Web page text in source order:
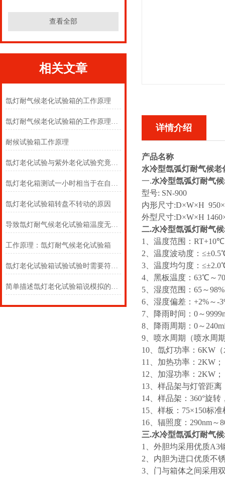
查看全部
相关文章
氙灯耐气候老化试验箱的工作原理
氙灯耐气候老化试验箱的工作原理及注意事项
耐候试验箱工作原理
氙灯老化试验与紫外老化试验究竟孰好？
氙灯老化箱测试一小时相当于在自然环境中多久？？？
氙灯老化试验箱转盘不转动的原因
导致氙灯耐气候老化试验箱温度无法恒定的原因
工作原理：氙灯耐气候老化试验箱
氙灯老化试验箱试验试验时需要符合哪些条件？
简单描述氙灯老化试验箱说模拟的环境及适用范围
详情介绍
产品名称
水冷型氙弧灯耐气候老
一.水冷型氙弧灯耐气
型号: SN-900
内形尺寸:D×W×H
外型尺寸:D×W×H
二.水冷型氙弧灯耐气
1、温度范围：
2、温度波动度：
3、温度均匀度：
4、黑板温度：63℃～
5、湿度范围：65～
6、湿度偏差：+2%～-
7、降雨时间：0～
8、降雨周期：0～
9、喷水周期（喷水周
10、氙灯功率：6KW
11、加热功率：2KW；
12、加湿功率：2KW；
13、样品架与灯管距离
14、样品架：360°旋转
15、样板：75×150标
16、辐照度：290nm
三.水冷型氙弧灯耐气
1、外胆均采用优质A3
2、内胆为进口优质不
3、门与箱体之间采用